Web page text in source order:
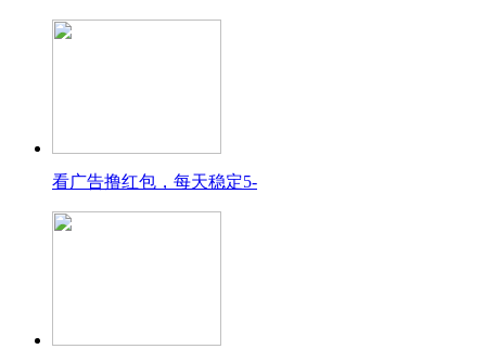
看广告撸红包，每天稳定5-